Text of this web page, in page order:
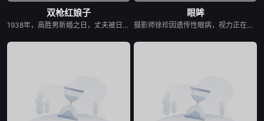
双枪红娘子
1938年，高胜男新婚之日，丈夫被日军残害，父辈亦遭屠戮。她举枪聚义，屡袭敌寇威震四方，后得八路军指点决心投身革命。日军欲诱杀高胜男，她孤身赴战舍命换乡亲周全。千钧一发间，八路军突袭而至全歼敌寇，高胜男血染沙场，生死未卜……
眼眸
摄影师徐珍因遗传性眼病，视力正在一天天衰退。双胞胎妹妹徐仁的离奇死亡，被警方定性为自杀，但她笃定其中另有隐情。不顾身边人的劝阻，徐珍顶着逐渐失明的身体状况，执意追查真相。随着调查深入，一股看不见的力量始终如影随形，不断扭曲她的感知，将她拖入恐惧与偏执的深渊。在彻底坠入黑暗之前，她必须揭开妹妹死亡背后的秘密。